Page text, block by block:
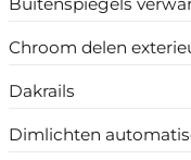
Chroom delen
Dakrails
Dimlichten